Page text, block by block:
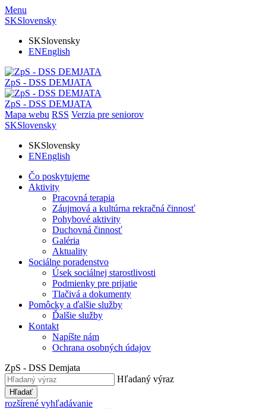
Menu
SKSlovensky
SKSlovensky
ENEnglish
ZpS - DSS DEMJATA
ZpS - DSS DEMJATA
Mapa webu RSS Verzia pre seniorov
SKSlovensky
SKSlovensky
ENEnglish
Čo poskytujeme
Aktivity
Pracovná terapia
Záujmová a kultúrna rekračná činnosť
Pohybové aktivity
Duchovná činnosť
Galéria
Aktuality
Sociálne poradenstvo
Úsek sociálnej starostlivosti
Podmienky pre prijatie
Tlačivá a dokumenty
Pomôcky a ďalšie služby
Ďalšie služby
Kontakt
Napíšte nám
Ochrana osobných údajov
ZpS - DSS Demjata
Hľadaný výraz
Hľadať
rozšírené vyhľadávanie